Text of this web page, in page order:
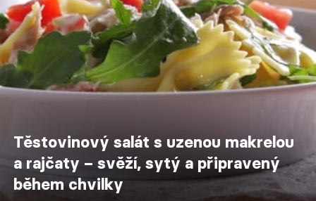
Těstovinový salát s uzenou makrelou
a rajčaty – svěží, sytý a připravený
během chvilky